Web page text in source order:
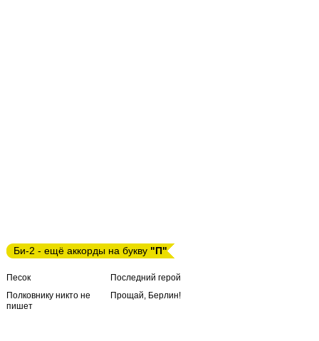
Би-2 - ещё аккорды на букву "П"
Песок
Полковнику никто не
пишет
Последний герой
Прощай, Берлин!